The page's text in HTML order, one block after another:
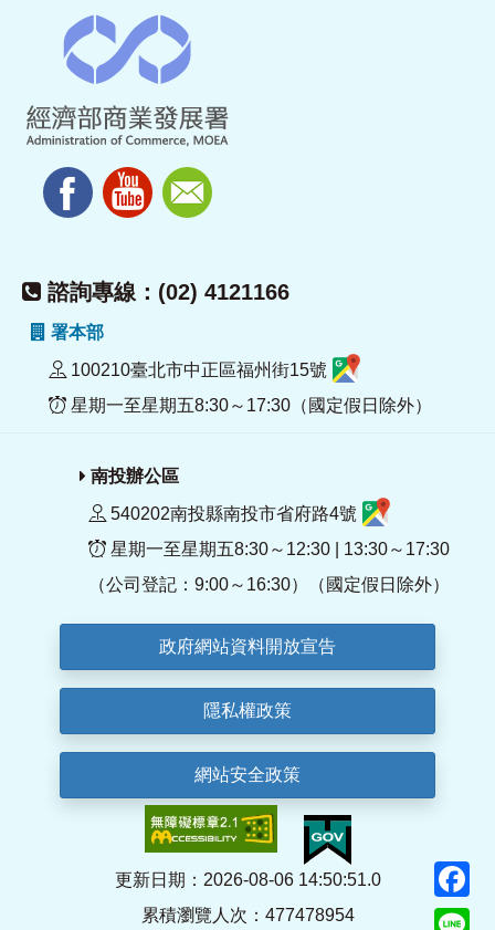
諮詢專線：(02) 4121166
署本部
100210臺北市中正區福州街15號
星期一至星期五8:30～17:30（國定假日除外）
南投辦公區
540202南投縣南投市省府路4號
星期一至星期五8:30～12:30 | 13:30～17:30
（公司登記：9:00～16:30）（國定假日除外）
政府網站資料開放宣告
隱私權政策
網站安全政策
更新日期：2026-08-06 14:50:51.0
累積瀏覽人次：477478954